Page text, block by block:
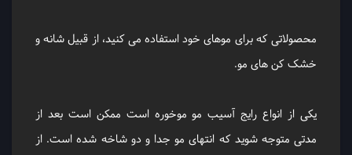
محصولاتی که برای موهای خود استفاده می کنید، از قبیل شانه و
خشک کن های مو.
یکی از انواع رایج آسیب مو موخوره است ممکن است بعد از
مدتی متوجه شوید که انتهای مو جدا و دو شاخه شده است. از